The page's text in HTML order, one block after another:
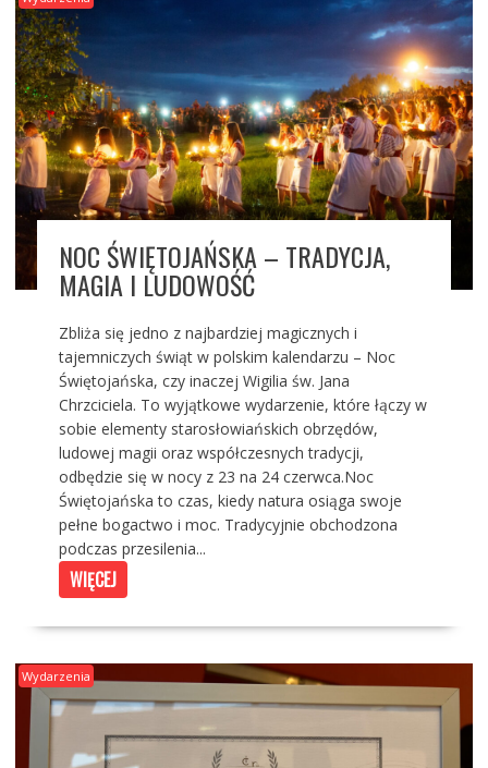
NOC ŚWIĘTOJAŃSKA – TRADYCJA,
MAGIA I LUDOWOŚĆ
Zbliża się jedno z najbardziej magicznych i
tajemniczych świąt w polskim kalendarzu – Noc
Świętojańska, czy inaczej Wigilia św. Jana
Chrzciciela. To wyjątkowe wydarzenie, które łączy w
sobie elementy starosłowiańskich obrzędów,
ludowej magii oraz współczesnych tradycji,
odbędzie się w nocy z 23 na 24 czerwca.Noc
Świętojańska to czas, kiedy natura osiąga swoje
pełne bogactwo i moc. Tradycyjnie obchodzona
podczas przesilenia...
WIĘCEJ
Wydarzenia